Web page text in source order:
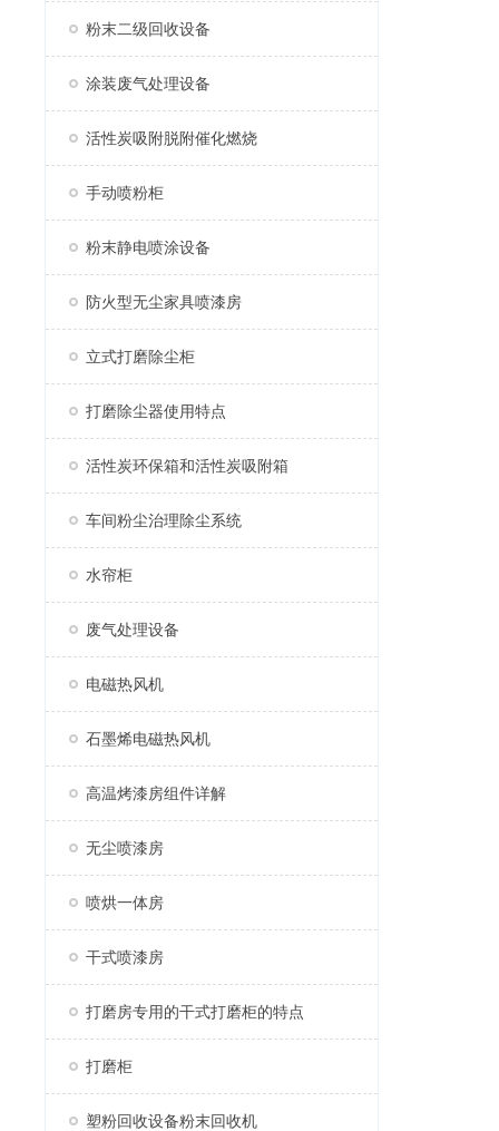
粉末二级回收设备
涂装废气处理设备
活性炭吸附脱附催化燃烧
手动喷粉柜
粉末静电喷涂设备
防火型无尘家具喷漆房
立式打磨除尘柜
打磨除尘器使用特点
活性炭环保箱和活性炭吸附箱
车间粉尘治理除尘系统
水帘柜
废气处理设备
电磁热风机
石墨烯电磁热风机
高温烤漆房组件详解
无尘喷漆房
喷烘一体房
干式喷漆房
打磨房专用的干式打磨柜的特点
打磨柜
塑粉回收设备粉末回收机